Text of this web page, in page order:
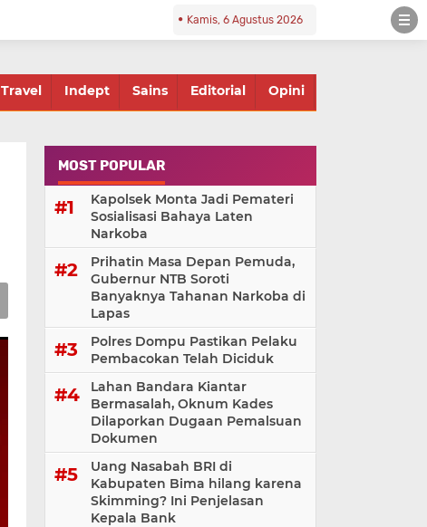
Kamis, 6 Agustus 2026
Travel Indept Sains Editorial Opini
MOST POPULAR
Kapolsek Monta Jadi Pemateri
Sosialisasi Bahaya Laten
Narkoba
Prihatin Masa Depan Pemuda,
Gubernur NTB Soroti
Banyaknya Tahanan Narkoba di
Lapas
Polres Dompu Pastikan Pelaku
Pembacokan Telah Diciduk
Lahan Bandara Kiantar
Bermasalah, Oknum Kades
Dilaporkan Dugaan Pemalsuan
Dokumen
Uang Nasabah BRI di
Kabupaten Bima hilang karena
Skimming? Ini Penjelasan
Kepala Bank